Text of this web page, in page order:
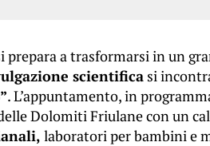
prepara a trasformarsi in un
scientifica si
. L’appuntamento, in
Dolomiti Friulane con un
laboratori per bambini e